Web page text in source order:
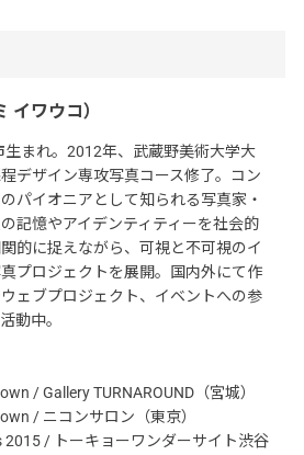
イワウコ）
まれ。2012年、武蔵野美術大学大
デザイン専攻写真コース修了。コン
パイオニアとして知られる写真家・
記憶やアイデンティティーを社会的
的に捉えながら、可視と不可視のイ
プロジェクトを展開。国内外にて作
ェブプロジェクト、イベントへの参
動中。
/ Gallery TURNAROUND（宮城）
/ ニコンサロン（東京）
/ トーキョーワンダーサイト渋谷